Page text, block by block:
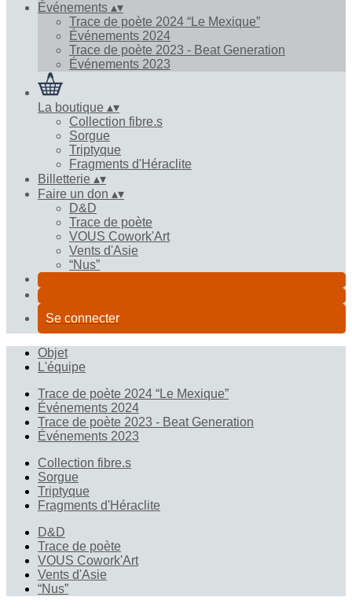
Événements ▴▾
Trace de poète 2024 “Le Mexique”
Événements 2024
Trace de poète 2023 - Beat Generation
Événements 2023
La boutique ▴▾
Collection fibre.s
Sorgue
Triptyque
Fragments d'Héraclite
Billetterie ▴▾
Faire un don ▴▾
D&D
Trace de poète
VOUS Cowork'Art
Vents d'Asie
“Nus”
Se connecter
Objet
L'équipe
Trace de poète 2024 “Le Mexique”
Événements 2024
Trace de poète 2023 - Beat Generation
Événements 2023
Collection fibre.s
Sorgue
Triptyque
Fragments d'Héraclite
D&D
Trace de poète
VOUS Cowork'Art
Vents d'Asie
“Nus”